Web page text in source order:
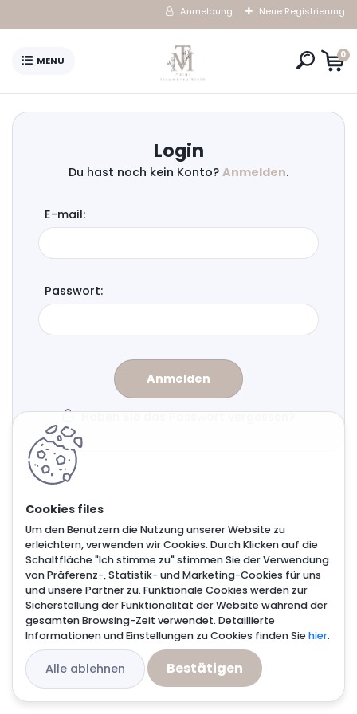
Um den Benutzern die Nutzung unserer Website zu
erleichtern, verwenden wir Cookies. Durch Klicken auf die
Schaltfläche "Ich stimme zu" stimmen Sie der Verwendung
von Präferenz-, Statistik- und Marketing-Cookies für uns
und unsere Partner zu. Funktionale Cookies werden zur
Sicherstellung der Funktionalität der Website während der
gesamten Browsing-Zeit verwendet. Detaillierte
Informationen und Einstellungen zu Cookies finden Siehier.
Alle ablehnen Bestätigen
Anmeldung Neue Registrierung
0
Du hast noch kein Konto? Anmelden.
Passwort:
Haben Sie das Passwort vergessen?